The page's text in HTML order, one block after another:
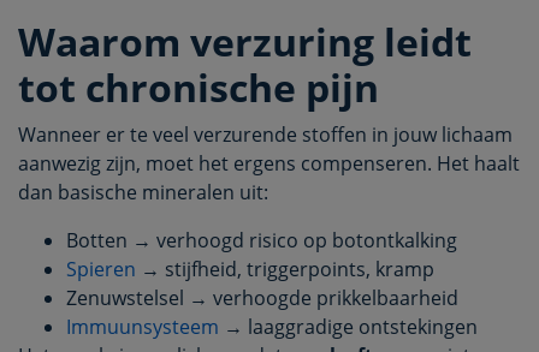
Waarom verzuring leidt
tot chronische pijn
Wanneer er te veel verzurende stoffen in jouw lichaam
aanwezig zijn, moet het ergens compenseren. Het haalt
dan basische mineralen uit:
Botten → verhoogd risico op botontkalking
Spieren → stijfheid, triggerpoints, kramp
Zenuwstelsel → verhoogde prikkelbaarheid
Immuunsysteem → laaggradige ontstekingen